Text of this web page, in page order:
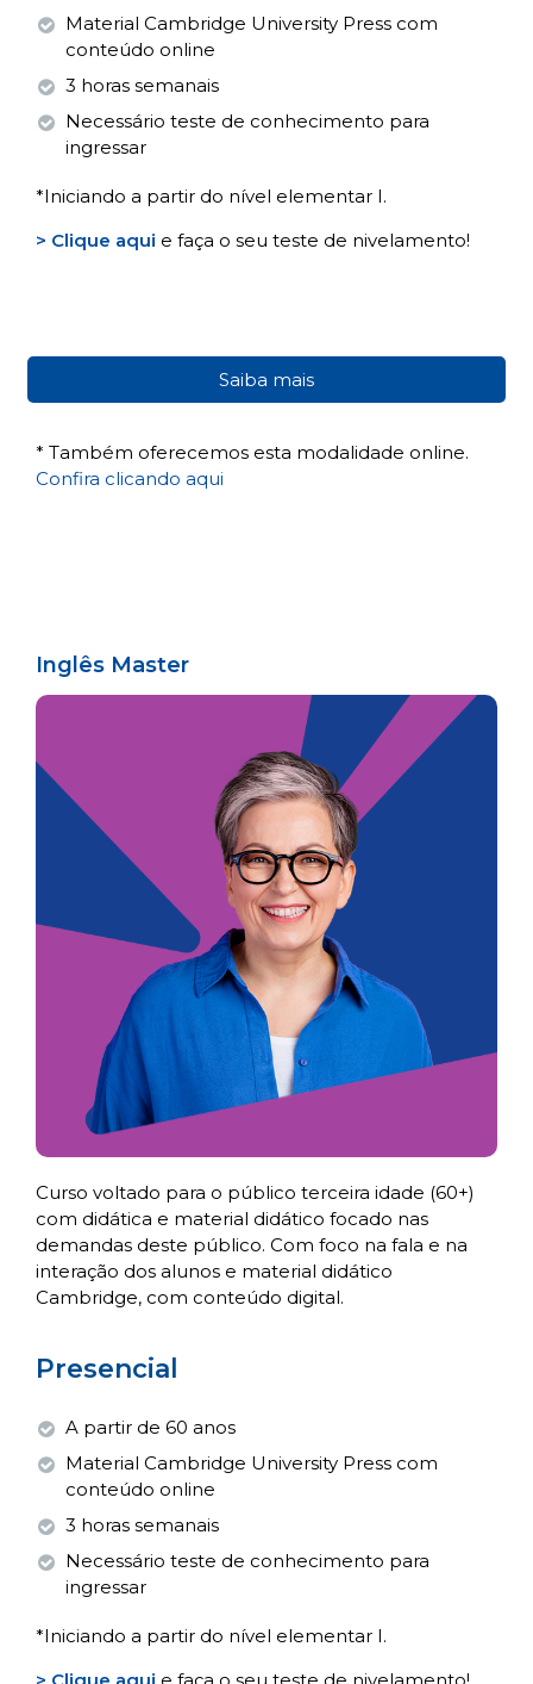
Material Cambridge University Press com
conteúdo online
3 horas semanais
Necessário teste de conhecimento para
ingressar
*Iniciando a partir do nível elementar I.
> Clique aqui e faça o seu teste de nivelamento!
Saiba mais
* Também oferecemos esta modalidade online.
Confira clicando aqui
Inglês Master
Curso voltado para o público terceira idade (60+)
com didática e material didático focado nas
demandas deste público. Com foco na fala e na
interação dos alunos e material didático
Cambridge, com conteúdo digital.
Presencial
A partir de 60 anos
Material Cambridge University Press com
conteúdo online
3 horas semanais
Necessário teste de conhecimento para
ingressar
*Iniciando a partir do nível elementar I.